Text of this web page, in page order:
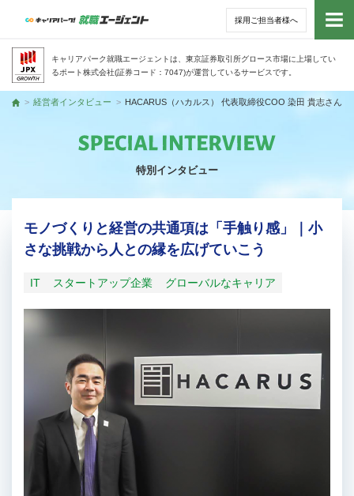
採用ご担当者様へ
キャリアパーク就職エージェントは、東京証券取引所グロース市場に上場してい
るポート株式会社(証券コード：7047)が運営しているサービスです。
トッ
サー
トップ
経営者インタビュー HACARUS（ハカルス） 代表取締役COO 染田 貴志さん
特別インタビュー
モノづくりと経営の共通項は「手触り感」｜小
さな挑戦から人との縁を広げていこう
IT スタートアップ企業 グローバルなキャリア